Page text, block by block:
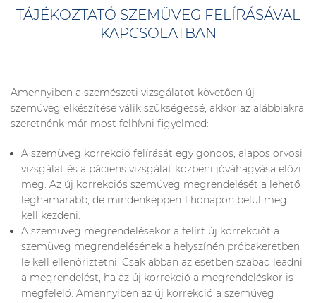
TÁJÉKOZTATÓ SZEMÜVEG FELÍRÁSÁVAL
KAPCSOLATBAN
Amennyiben a szemészeti vizsgálatot követően új
szemüveg elkészítése válik szükségessé, akkor az alábbiakra
szeretnénk már most felhívni figyelmed:
A szemüveg korrekció felírását egy gondos, alapos orvosi
vizsgálat és a páciens vizsgálat közbeni jóváhagyása előzi
meg. Az új korrekciós szemüveg megrendelését a lehető
leghamarabb, de mindenképpen 1 hónapon belül meg
kell kezdeni.
A szemüveg megrendelésekor a felírt új korrekciót a
szemüveg megrendelésének a helyszínén próbakeretben
le kell ellenőriztetni. Csak abban az esetben szabad leadni
a megrendelést, ha az új korrekció a megrendeléskor is
megfelelő. Amennyiben az új korrekció a szemüveg